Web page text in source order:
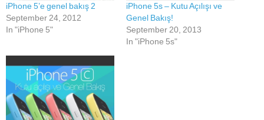
iPhone 5’e genel bakış 2
September 24, 2012
In "iPhone 5"
iPhone 5s – Kutu Açılışı ve
Genel Bakış!
September 20, 2013
In "iPhone 5s"